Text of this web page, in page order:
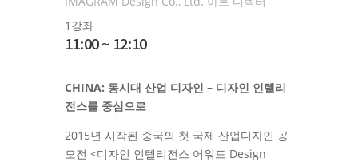
1강좌
11:00 ~ 12:10
CHINA: 동시대 산업 디자인 – 디자인 인텔리
전스를 중심으로
2015년 시작된 중국의 첫 국제 산업디자인 공
모전 <디자인 인텔리전스 어워드 Design